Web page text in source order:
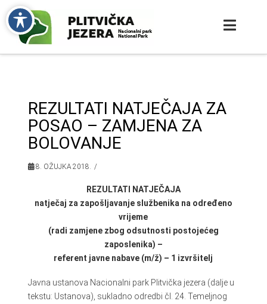
REZULTATI NATJEČAJA ZA
POSAO – ZAMJENA ZA
BOLOVANJE
8. OŽUJKA 2018.
REZULTATI NATJEČAJA
natječaj za zapošljavanje službenika na određeno
vrijeme
(radi zamjene zbog odsutnosti postojećeg
zaposlenika) –
referent javne nabave (m/ž) – 1 izvršitelj
Javna ustanova Nacionalni park Plitvička jezera (dalje u
tekstu: Ustanova), sukladno odredbi čl. 24. Temeljnog